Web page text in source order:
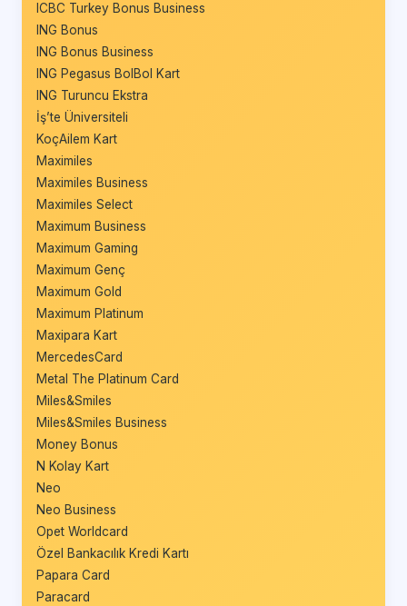
ICBC Turkey Bonus Business
ING Bonus
ING Bonus Business
ING Pegasus BolBol Kart
ING Turuncu Ekstra
İş’te Üniversiteli
KoçAilem Kart
Maximiles
Maximiles Business
Maximiles Select
Maximum Business
Maximum Gaming
Maximum Genç
Maximum Gold
Maximum Platinum
Maxipara Kart
MercedesCard
Metal The Platinum Card
Miles&Smiles
Miles&Smiles Business
Money Bonus
N Kolay Kart
Neo
Neo Business
Opet Worldcard
Özel Bankacılık Kredi Kartı
Papara Card
Paracard